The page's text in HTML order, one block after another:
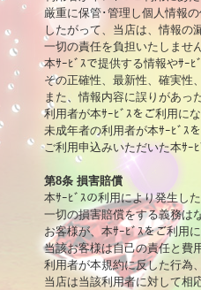
厳重に保管･管理し個人情報
したがって、当店は、情報の
一切の責任を負担いたしません
本ｻｰﾋﾞｽで提供する情報やｻｰ
その正確性、最新性、確実性
また、情報内容に誤りがあっ
利用者が本ｻｰﾋﾞｽをご利用に
未成年者の利用者が本ｻｰﾋﾞｽ
ご利用申込みいただいた本ｻｰ
第8条 損害賠償
本ｻｰﾋﾞｽの利用により発生し
一切の損害賠償をする義務は
お客様が、本ｻｰﾋﾞｽをご利用
当該お客様は自己の責任と費
利用者が本規約に反した行為
当店は当該利用者に対して相